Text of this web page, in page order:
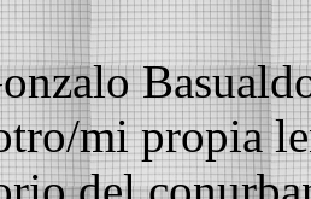
mi propia